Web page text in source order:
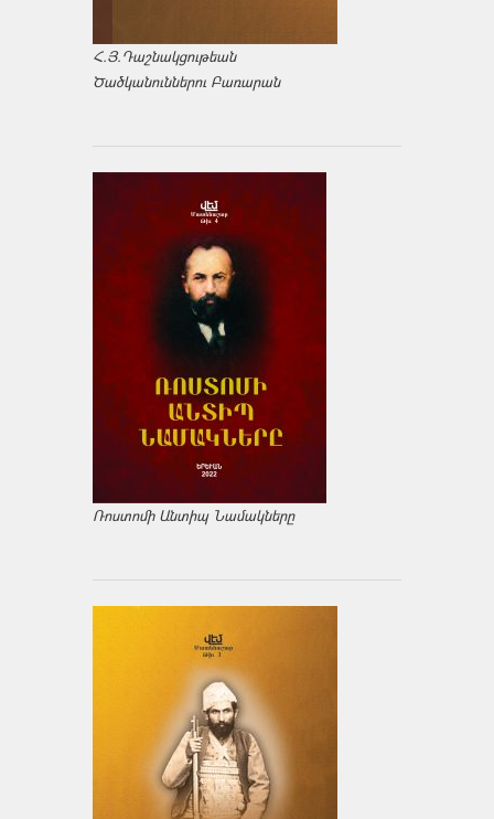
Հ.Յ.Դաշնակցութեան
Ծածկանուններու Բառարան
Ռոստոմի Անտիպ Նամակները